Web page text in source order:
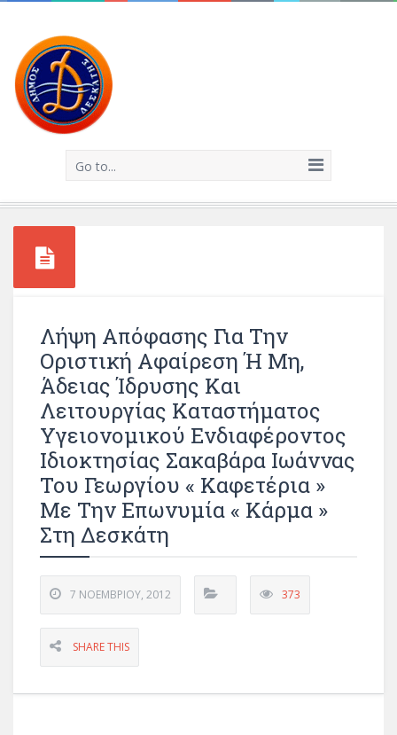
Go to...
Λήψη Απόφασης Για Την
Οριστική Αφαίρεση Ή Μη,
Άδειας Ίδρυσης Και
Λειτουργίας Καταστήματος
Υγειονομικού Ενδιαφέροντος
Ιδιοκτησίας Σακαβάρα Ιωάννας
Του Γεωργίου « Καφετέρια »
Με Την Επωνυμία « Κάρμα »
Στη Δεσκάτη
7 ΝΟΕΜΒΡΊΟΥ, 2012 373
SHARE THIS